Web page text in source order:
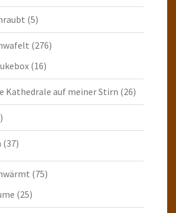
(5)
(276)
(16)
Kathedrale auf meiner Stirn (26)
(37)
(75)
(25)